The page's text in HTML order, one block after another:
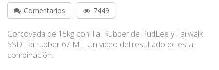
Comentarios 7449
Corcovada de 15kg con Tai Rubber de PudLee y Tailwalk
SSD Tai rubber 67 ML. Un video del resultado de esta
combinación.